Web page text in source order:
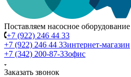
Поставляем насосное оборудование
+7 (922) 246 44 33
+7 (922) 246 44 33интернет-магазин
+7 (342) 200-87-33офис
Заказать звонок